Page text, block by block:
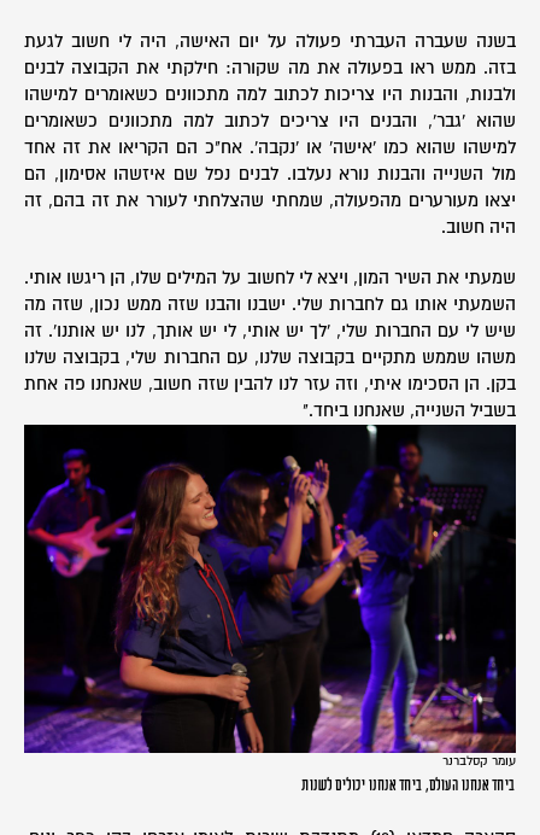
בשנה שעברה העברתי פעולה על יום האישה, היה לי חשוב לגעת
בזה. ממש ראו בפעולה את מה שקורה: חילקתי את הקבוצה לבנים
ולבנות, והבנות היו צריכות לכתוב למה מתכוונים כשאומרים למישהו
שהוא 'גבר', והבנים היו צריכים לכתוב למה מתכוונים כשאומרים
למישהו שהוא כמו 'אישה' או 'נקבה'. אח"כ הם הקריאו את זה אחד
מול השנייה והבנות נורא נעלבו. לבנים נפל שם איזשהו אסימון, הם
יצאו מעורערים מהפעולה, שמחתי שהצלחתי לעורר את זה בהם, זה
היה חשוב.
שמעתי את השיר המון, ויצא לי לחשוב על המילים שלו, הן ריגשו אותי.
השמעתי אותו גם לחברות שלי. ישבנו והבנו שזה ממש נכון, שזה מה
שיש לי עם החברות שלי, 'לך יש אותי, לי יש אותך, לנו יש אותנו'. זה
משהו שממש מתקיים בקבוצה שלנו, עם החברות שלי, בקבוצה שלנו
בקן. הן הסכימו איתי, וזה עזר לנו להבין שזה חשוב, שאנחנו פה אחת
בשביל השנייה, שאנחנו ביחד."
עומר קסלברנר
ביחד אנחנו העולם, ביחד אנחנו יכולים לשנות